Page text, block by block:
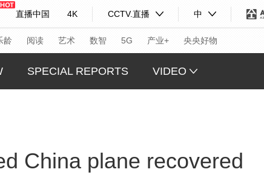
直播中国 4K CCTV.直播 中
习
龄 阅读 艺术 数智 5G 产业+ 央央好物
央视网评 光华锐评 锋面
SPECIAL REPORTS VIDEO
CHINA Q&A
China plane recovered